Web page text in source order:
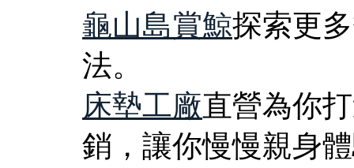
龜山島賞鯨探索更
法。
床墊工廠直營為你
銷，讓你慢慢親身